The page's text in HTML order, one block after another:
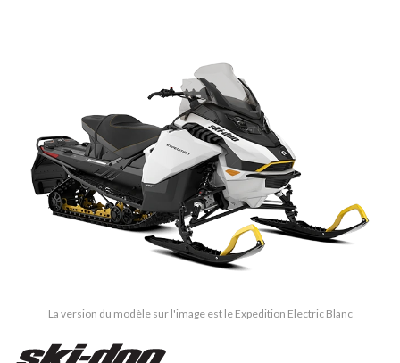
La version du modèle sur l'image est le Expedition Electric Blanc